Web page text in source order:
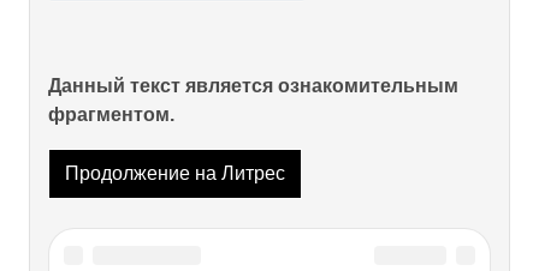
Данный текст является ознакомительным
фрагментом.
Продолжение на Литрес